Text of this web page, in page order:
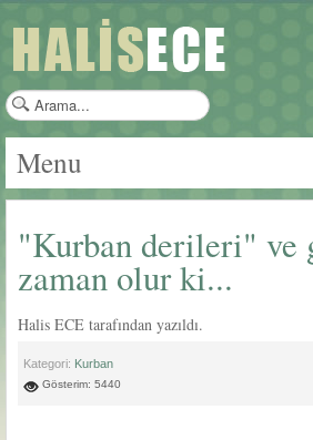
a
a
Menu
"Kurban derileri" ve
zaman olur ki...
Halis ECE tarafından yazıldı.
Kategori: Kurban
Gösterim: 5440